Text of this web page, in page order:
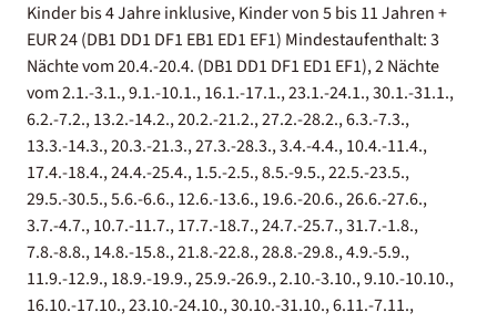
Kinder bis 4 Jahre inklusive, Kinder von 5 bis 11 Jahren +
EUR 24 (DB1 DD1 DF1 EB1 ED1 EF1) Mindestaufenthalt: 3
Nächte vom 20.4.-20.4. (DB1 DD1 DF1 ED1 EF1), 2 Nächte
vom 2.1.-3.1., 9.1.-10.1., 16.1.-17.1., 23.1.-24.1., 30.1.-31.1.,
6.2.-7.2., 13.2.-14.2., 20.2.-21.2., 27.2.-28.2., 6.3.-7.3.,
13.3.-14.3., 20.3.-21.3., 27.3.-28.3., 3.4.-4.4., 10.4.-11.4.,
17.4.-18.4., 24.4.-25.4., 1.5.-2.5., 8.5.-9.5., 22.5.-23.5.,
29.5.-30.5., 5.6.-6.6., 12.6.-13.6., 19.6.-20.6., 26.6.-27.6.,
3.7.-4.7., 10.7.-11.7., 17.7.-18.7., 24.7.-25.7., 31.7.-1.8.,
7.8.-8.8., 14.8.-15.8., 21.8.-22.8., 28.8.-29.8., 4.9.-5.9.,
11.9.-12.9., 18.9.-19.9., 25.9.-26.9., 2.10.-3.10., 9.10.-10.10.,
16.10.-17.10., 23.10.-24.10., 30.10.-31.10., 6.11.-7.11.,